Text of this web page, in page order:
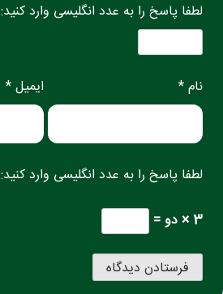
لطفا پاسخ را به عدد انگلیسی وارد کنید:
نام * ایمیل *
لطفا پاسخ را به عدد انگلیسی وارد کنید:
3 × دو =